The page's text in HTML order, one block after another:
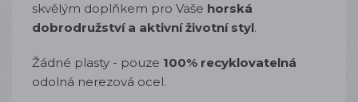
skvělým doplňkem pro Vaše horská
dobrodružství a aktivní životní styl.
Žádné plasty - pouze 100% recyklovatelná
odolná nerezová ocel.